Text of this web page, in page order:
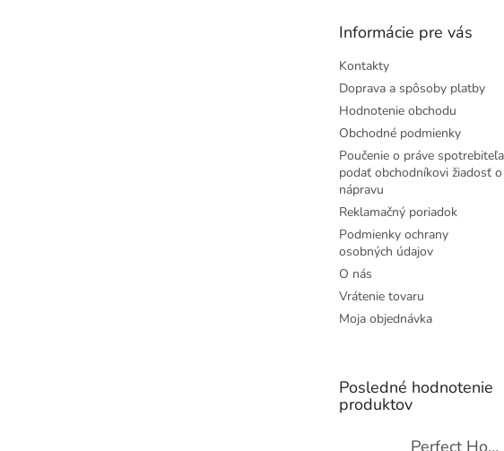
Informácie pre vás
Kontakty
Doprava a spôsoby platby
Hodnotenie obchodu
Obchodné podmienky
Poučenie o práve spotrebiteľa
podať obchodníkovi žiadosť o
nápravu
Reklamačný poriadok
Podmienky ochrany
osobných údajov
O nás
Vrátenie tovaru
Moja objednávka
Posledné hodnotenie
produktov
Perfect Home Tĺčik na mäso so sekáčikom, 56893